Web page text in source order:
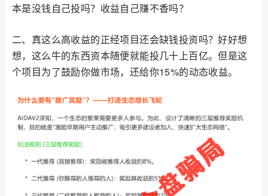
本是没钱自己投吗？收益自己赚不香吗？
二、真这么高收益的正经项目还会缺钱投资吗？好好想
想，这么牛的东西资本随便就能投几十上百亿。但是这
个项目为了鼓励你做市场，还给你15%的动态收益。